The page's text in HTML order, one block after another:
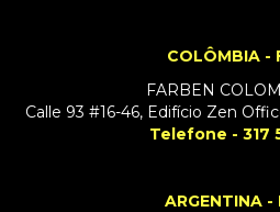
COLÔMBIA -
FARBEN
Calle 93 #16-46, Edifício Zen
Telefone - 317
ARGENTINA -